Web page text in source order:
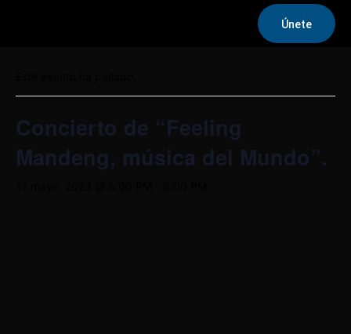
Únete
Concierto de “Feeling
Mandeng, música del Mundo”.